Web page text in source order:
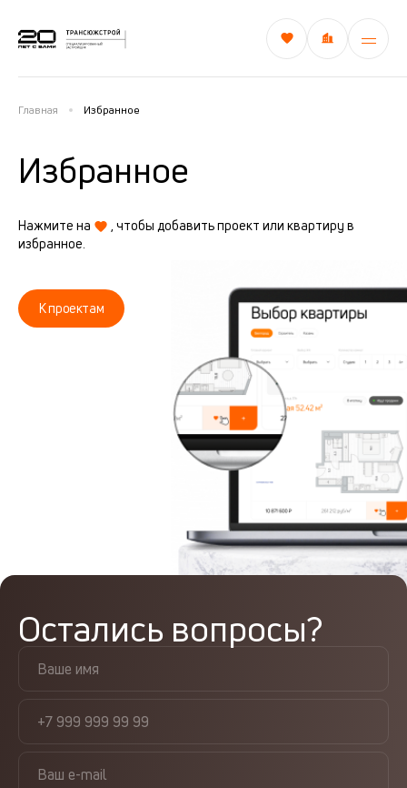
Главная Избранное
Избранное
Нажмите на
, чтобы добавить проект или квартиру в
избранное.
К проектам
Остались вопросы?